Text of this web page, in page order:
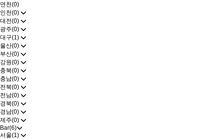
연천(0)
인천(0)
대전(0)
광주(0)
대구(1)
울산(0)
부산(0)
강원(0)
충북(0)
충남(0)
전북(0)
전남(0)
경북(0)
경남(0)
제주(0)
Bar(6)
서울(1)